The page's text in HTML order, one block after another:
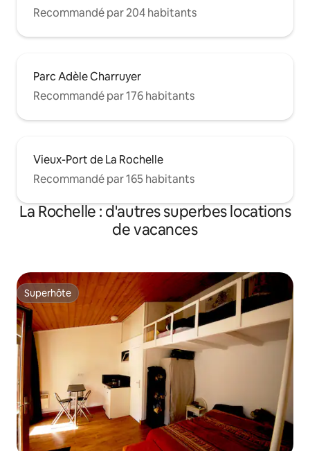
Recommandé par 204 habitants
Parc Adèle Charruyer
Recommandé par 176 habitants
Vieux-Port de La Rochelle
Recommandé par 165 habitants
La Rochelle : d'autres superbes locations
de vacances
Superhôte
Superhôte